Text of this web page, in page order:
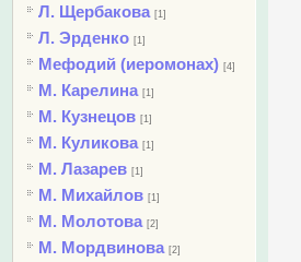
Л. Щербакова [1]
Л. Эрденко [1]
Мефодий (иеромонах) [4]
М. Карелина [1]
М. Кузнецов [1]
М. Куликова [1]
М. Лазарев [1]
М. Михайлов [1]
М. Молотова [2]
М. Мордвинова [2]